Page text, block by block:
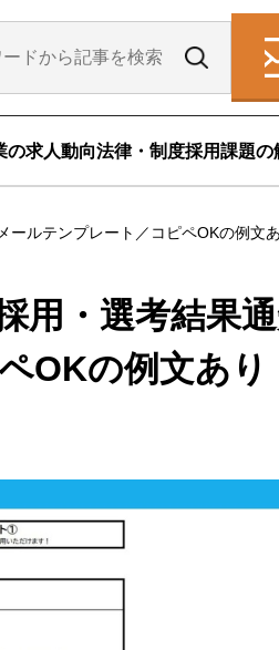
の求人動向法律・制度採用課題の
ールテンプレート／コピペOKの例文
用・選考結果
OKの例文あり